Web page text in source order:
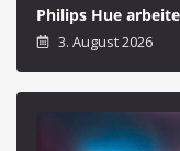
Philips Hue
3. August 2026